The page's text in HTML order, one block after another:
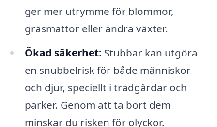
ger mer utrymme för blommor,
gräsmattor eller andra växter.
Ökad säkerhet: Stubbar kan utgöra
en snubbelrisk för både människor
och djur, speciellt i trädgårdar och
parker. Genom att ta bort dem
minskar du risken för olyckor.